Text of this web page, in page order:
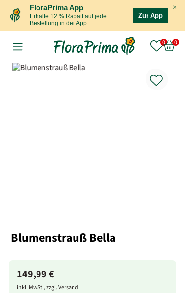
×
FloraPrima App
Erhalte 12 % Rabatt auf jede
Bestellung in der App
Zur App
Blumenstrauß Bella
149,99 €
inkl. MwSt., zzgl. Versand